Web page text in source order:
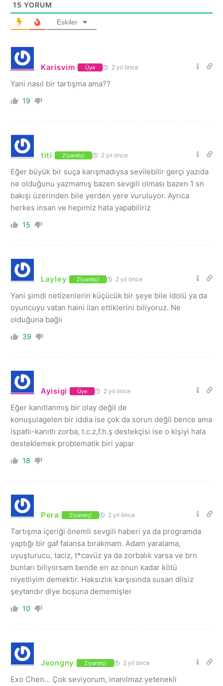
15 YORUM
Eskiler
Karisvim Üye 2 yıl önce
Yani nasıl bir tartışma ama??
19
titi Ziyaretçi 2 yıl önce
Eğer büyük bir suça karışmadıysa sevilebilir gerçi yazıda
ne olduğunu yazmamış bazen sevgili olması bazen 1 sn
bakışı üzerinden bile yerden yere vuruluyor. Ayrıca
herkes insan ve hepimiz hata yapabiliriz
15
Layley Ziyaretçi 2 yıl önce
Yani şimdi netizenlerin küçücük bir şeye bile idolü ya da
oyuncuyu vatan haini ilan ettiklerini biliyoruz. Ne
olduğuna bağlı
39
Ayisigi Üye 2 yıl önce
Eğer kanıtlanmış bir olay değil de
konuşulagelen bir iddia ise çok da sorun değil bence ama
ispatlı-kanıtlı zorba, t.c.z,f.h.ş destekçisi ise o kişiyi hala
desteklemek problematik biri yapar
18
Pera Ziyaretçi 2 yıl önce
Tartışma içeriği önemli sevgili haberi ya da programda
yaptığı bir gaf falansa bırakmam. Adam yaralama,
uyuşturucu, taciz, t*cavüz ya da zorbalık varsa ve brn
bunları biliyorsam bende en az onun kadar kötü
niyetliyim demektir. Haksızlık karşısında susan dilsiz
şeytandır diye boşuna dememişler
10
Jeongny Ziyaretçi 2 yıl önce
Exo Chen… Çok seviyorum, inanılmaz yetenekli